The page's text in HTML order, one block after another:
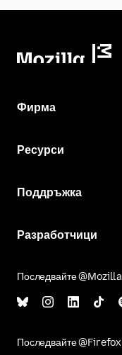
Фирма
Ресурси
Поддръжка
Разработчици
Последвайте @Mozilla
Последвайте @Firefox